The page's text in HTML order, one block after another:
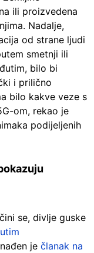
ili proizvedena
Nadalje,
od strane ljudi
smetnji ili
bilo bi
i prilično
bilo kakve veze s
om, rekao je
podijeljenih
se, divlje guske
je članak na